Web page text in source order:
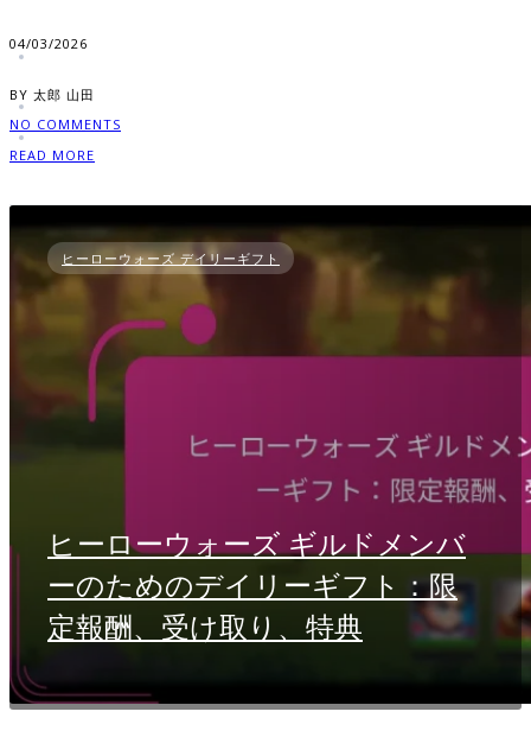
04/03/2026
BY 太郎 山田
NO COMMENTS
READ MORE
ヒーローウォーズ デイリーギフト
ヒーローウォーズ ギルドメンバ
ーのためのデイリーギフト：限
定報酬、受け取り、特典